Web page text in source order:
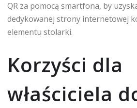
QR za pomocą smartfona, by
dedykowanej strony internetowej
elementu stolarki.
Korzyści dla
właściciela